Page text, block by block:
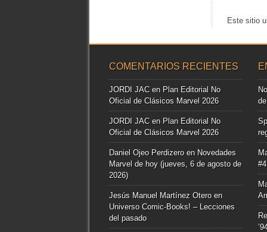
Este sitio
COMENTARIOS RECIENTES
JORDI JAC en Plan Editorial No
Oficial de Clásicos Marvel 2026
JORDI JAC en Plan Editorial No
Oficial de Clásicos Marvel 2026
Daniel Ojeo Perdizeroen Novedades
Marvel de hoy (jueves, 6 de agosto de
2026)
Jesús Manuel Martínez Oteroen
Universo Comic-Books! – Lecciones
del pasado
#4